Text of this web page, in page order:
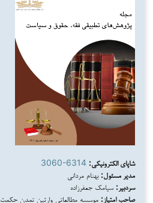
شاپای الکترونیکی: 3060-6314
مدیر مسئول: بهنام مردانی
سردبیر: سیامک جعفرزاده
صاحب امتیاز: موسسه مطالعاتی وارثین تمدن حکمت